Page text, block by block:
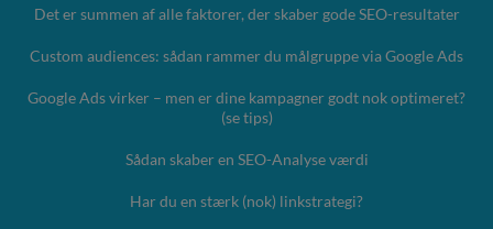
Det er summen af alle faktorer, der skaber gode SEO-resultater
Custom audiences: sådan rammer du målgruppe via Google Ads
Google Ads virker – men er dine kampagner godt nok optimeret?
(se tips)
Sådan skaber en SEO-Analyse værdi
Har du en stærk (nok) linkstrategi?